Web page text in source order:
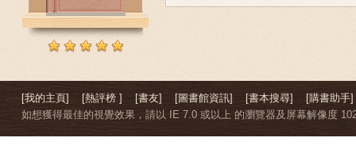
[我的主頁] [熱評榜 ] [書友] [圖書館資訊] [書本搜尋]
[購書助手]
如想獲得最佳的視覺效果，請以 IE 7.0 或以上 的瀏覽器及屏幕解像度